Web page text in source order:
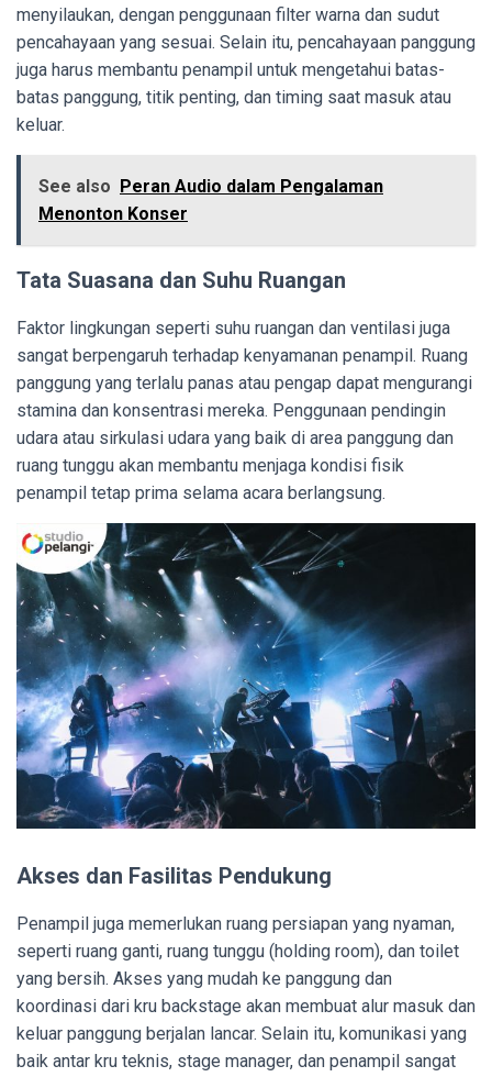
menyilaukan, dengan penggunaan filter warna dan sudut
pencahayaan yang sesuai. Selain itu, pencahayaan panggung
juga harus membantu penampil untuk mengetahui batas-
batas panggung, titik penting, dan timing saat masuk atau
keluar.
See also Peran Audio dalam Pengalaman
Menonton Konser
Tata Suasana dan Suhu Ruangan
Faktor lingkungan seperti suhu ruangan dan ventilasi juga
sangat berpengaruh terhadap kenyamanan penampil. Ruang
panggung yang terlalu panas atau pengap dapat mengurangi
stamina dan konsentrasi mereka. Penggunaan pendingin
udara atau sirkulasi udara yang baik di area panggung dan
ruang tunggu akan membantu menjaga kondisi fisik
penampil tetap prima selama acara berlangsung.
Akses dan Fasilitas Pendukung
Penampil juga memerlukan ruang persiapan yang nyaman,
seperti ruang ganti, ruang tunggu (holding room), dan toilet
yang bersih. Akses yang mudah ke panggung dan
koordinasi dari kru backstage akan membuat alur masuk dan
keluar panggung berjalan lancar. Selain itu, komunikasi yang
baik antar kru teknis, stage manager, dan penampil sangat